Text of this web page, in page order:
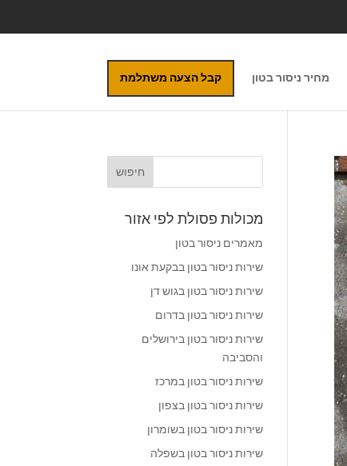
מחיר ניסור בטון קבל הצעה משתלמת
מכולות פסולת לפי אזור
מאמרים ניסור בטון
שירות ניסור בטון בבקעת אונו
שירות ניסור בטון בגוש דן
שירות ניסור בטון בדרום
שירות ניסור בטון בירושלים
והסביבה
שירות ניסור בטון במרכז
שירות ניסור בטון בצפון
שירות ניסור בטון בשומרון
שירות ניסור בטון בשפלה